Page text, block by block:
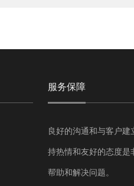
服务保障
良好的沟通和与客户
持热情和友好的态度是
帮助和解决问题。